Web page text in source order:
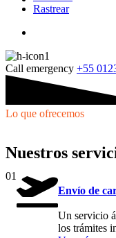
Rastrear
Call emergency +55
Lo que ofrecemos
Nuestros
01
Envío de
Un servicio
los trámites